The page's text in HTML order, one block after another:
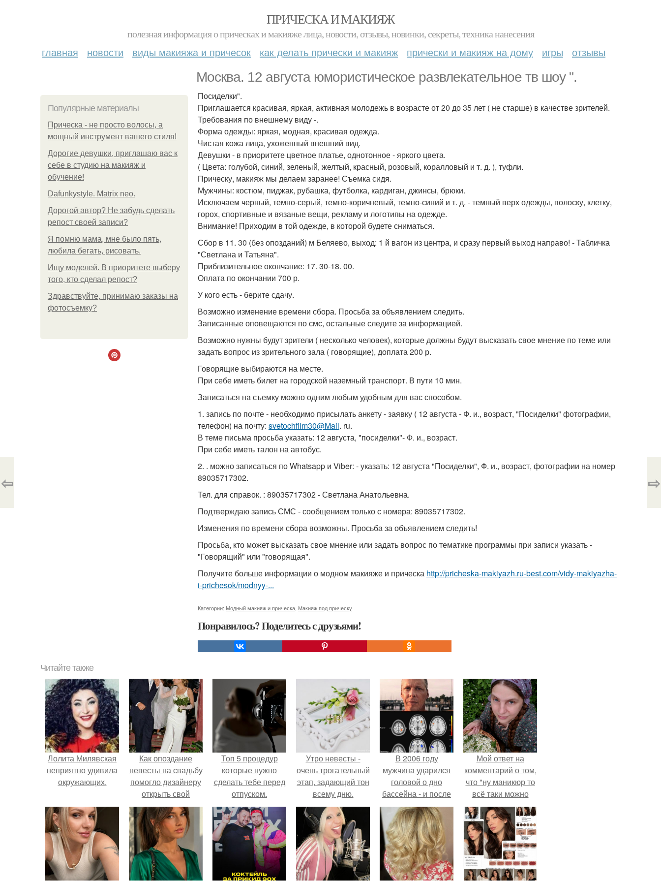
ПРИЧЕСКА И МАКИЯЖ
полезная информация о прическах и макияже лица, новости, отзывы, новинки, секреты, техника нанесения
главная новости виды макияжа и причесок как делать прически и макияж прически и макияж на дому игры отзывы
Москва. 12 августа юмористическое развлекательное тв шоу ".
Популярные материалы
Прическа - не просто волосы, а
мощный инструмент вашего стиля!
Дорогие девушки, приглашаю вас к
себе в студию на макияж и
обучение!
Dafunkystyle. Matrix neo.
Дорогой автор? Не забудь сделать
репост своей записи?
Я помню мама, мне было пять,
любила бегать, рисовать.
Ищу моделей. В приоритете выберу
того, кто сделал репост?
Здравствуйте, принимаю заказы на
фотосъемку?
Посиделки".
Приглашается красивая, яркая, активная молодежь в возрасте от 20 до 35 лет ( не старше) в качестве зрителей.
Требования по внешнему виду -.
Форма одежды: яркая, модная, красивая одежда.
Чистая кожа лица, ухоженный внешний вид.
Девушки - в приоритете цветное платье, однотонное - яркого цвета.
( Цвета: голубой, синий, зеленый, желтый, красный, розовый, коралловый и т. д. ), туфли.
Прическу, макияж мы делаем заранее! Съемка сидя.
Мужчины: костюм, пиджак, рубашка, футболка, кардиган, джинсы, брюки.
Исключаем черный, темно-серый, темно-коричневый, темно-синий и т. д. - темный верх одежды, полоску, клетку,
горох, спортивные и вязаные вещи, рекламу и логотипы на одежде.
Внимание! Приходим в той одежде, в которой будете сниматься.
Сбор в 11. 30 (без опозданий) м Беляево, выход: 1 й вагон из центра, и сразу первый выход направо! - Табличка
"Светлана и Татьяна".
Приблизительное окончание: 17. 30-18. 00.
Оплата по окончании 700 р.
У кого есть - берите сдачу.
Возможно изменение времени сбора. Просьба за объявлением следить.
Записанные оповещаются по смс, остальные следите за информацией.
Возможно нужны будут зрители ( несколько человек), которые должны будут высказать свое мнение по теме или
задать вопрос из зрительного зала ( говорящие), доплата 200 р.
Говорящие выбираются на месте.
При себе иметь билет на городской наземный транспорт. В пути 10 мин.
Записаться на съемку можно одним любым удобным для вас способом.
1. запись по почте - необходимо присылать анкету - заявку ( 12 августа - Ф. и., возраст, "Посиделки" фотографии,
телефон) на почту: svetochfilm30@Mail. ru.
В теме письма просьба указать: 12 августа, "посиделки"- Ф. и., возраст.
При себе иметь талон на автобус.
2. . можно записаться по Whatsapp и Viber: - указать: 12 августа "Посиделки", Ф. и., возраст, фотографии на номер
89035717302.
Тел. для справок. : 89035717302 - Светлана Анатольевна.
Подтверждаю запись СМС - сообщением только с номера: 89035717302.
Изменения по времени сбора возможны. Просьба за объявлением следить!
Просьба, кто может высказать свое мнение или задать вопрос по тематике программы при записи указать -
"Говорящий" или "говорящая".
Получите больше информации о модном макияже и прическа http://pricheska-makiyazh.ru-best.com/vidy-makiyazha-
i-prichesok/modnyy-...
Категории: Модный макияж и прическа Макияж под прическу
Понравилось? Поделитесь с друзьями!
⇦ ⇨
Читайте также
Лолита Милявская
неприятно удивила
окружающих.
Как опоздание
невесты на свадьбу
помогло дизайнеру
открыть свой
бренд.
Топ 5 процедур
которые нужно
сделать тебе перед
отпуском.
Утро невесты -
очень трогательный
этап, задающий тон
всему дню.
В 2006 году
мужчина ударился
головой о дно
бассейна - и после
этого его жизнь
изменилась самым
странным образом.
Мой ответ на
комментарий о том,
что "ну маникюр то
всё таки можно
было бы сделать.